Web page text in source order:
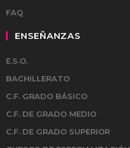
FAQ
ENSEÑANZAS
E.S.O.
BACHILLERATO
C.F. GRADO BÁSICO
C.F. DE GRADO MEDIO
C.F. DE GRADO SUPERIOR